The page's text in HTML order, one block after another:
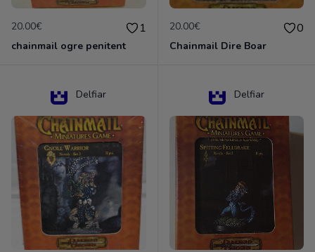
20.00€ 1
chainmail ogre penitent
20.00€ 0
Chainmail Dire Boar
Delfiar Delfiar